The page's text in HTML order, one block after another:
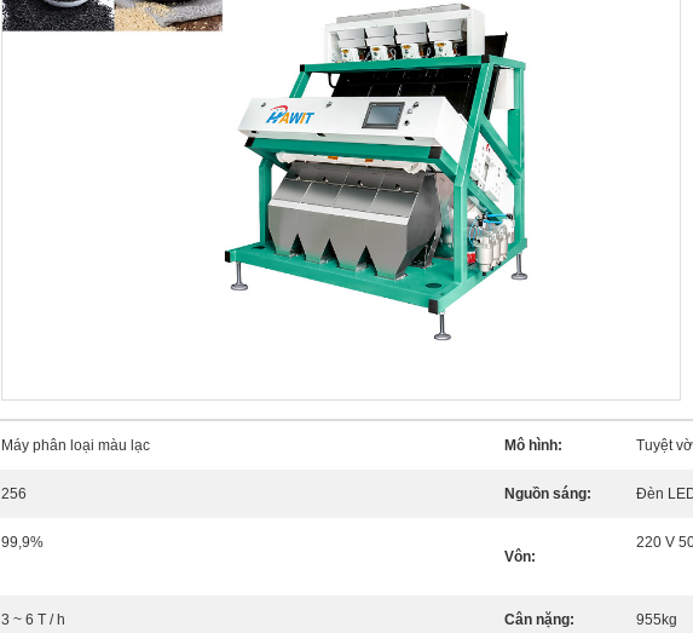
Máy phân loại màu lạc Mô hình: Tuyệt
256 Nguồn sáng: Đèn
99,9%
Vôn:
220 V
3 ~ 6 T / h Cân nặng: 955kg